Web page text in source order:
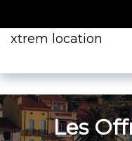
xtrem location
Les